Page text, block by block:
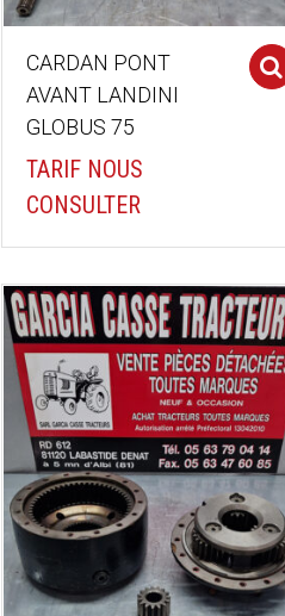
CARDAN PONT
AVANT LANDINI
GLOBUS 75
TARIF NOUS
CONSULTER